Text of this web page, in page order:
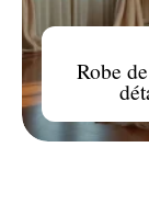
Robe